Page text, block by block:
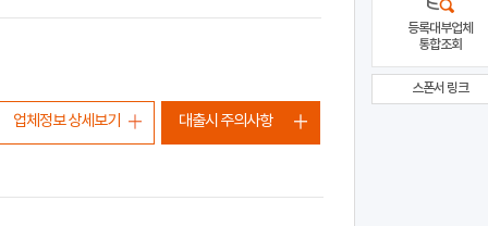
업체정보 상세보기 대출시 주의사항
등록대부업체
통합조회
스폰서 링크